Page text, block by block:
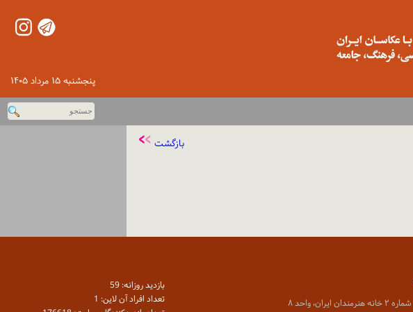
پنجشنبه ۱۵ مرداد ۱۴۰۵
بازگشت
بازديد روزانه: 59
تعداد افراد آن لاين: 1